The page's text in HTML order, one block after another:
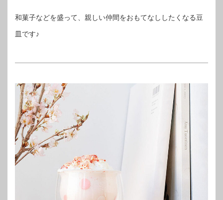
和菓子などを盛って、親しい仲間をおもてなししたくなる豆
皿です♪